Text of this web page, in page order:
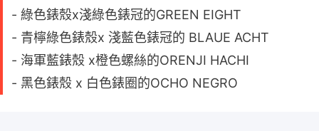
- 綠色錶殼x淺綠色錶冠的GREEN EIGHT
- 青檸綠色錶殼x 淺藍色錶冠的 BLAUE ACHT
- 海軍藍錶殼 x橙色螺絲的ORENJI HACHI
- 黑色錶殼 x 白色錶圈的OCHO NEGRO